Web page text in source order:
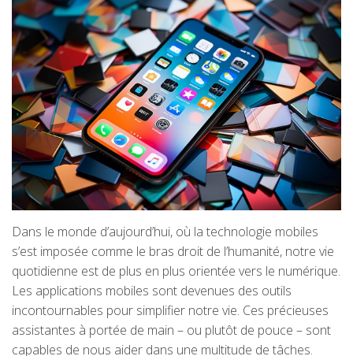
Dans le monde d’aujourd’hui, où la technologie mobiles
s’est imposée comme le bras droit de l’humanité, notre vie
quotidienne est de plus en plus orientée vers le numérique.
Les applications mobiles sont devenues des outils
incontournables pour simplifier notre vie. Ces précieuses
assistantes à portée de main – ou plutôt de pouce – sont
capables de nous aider dans une multitude de tâches.